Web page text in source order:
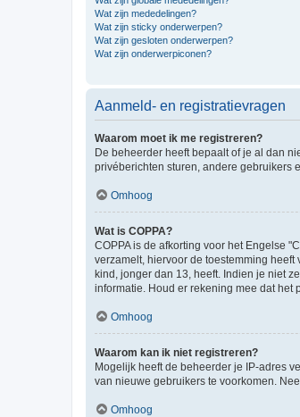
Wat zijn mededelingen?
Wat zijn sticky onderwerpen?
Wat zijn gesloten onderwerpen?
Wat zijn onderwerpiconen?
Aanmeld- en registratievragen
Waarom moet ik me registreren?
De beheerder heeft bepaalt of je al dan
privéberichten sturen, andere gebruikers
Omhoog
Wat is COPPA?
COPPA is de afkorting voor het Engelse
verzamelt, hiervoor de toestemming
kind, jonger dan 13, heeft. Indien je niet
informatie. Houd er rekening mee dat het
Omhoog
Waarom kan ik niet registreren?
Mogelijk heeft de beheerder je IP-adres
van nieuwe gebruikers te voorkomen.
Omhoog